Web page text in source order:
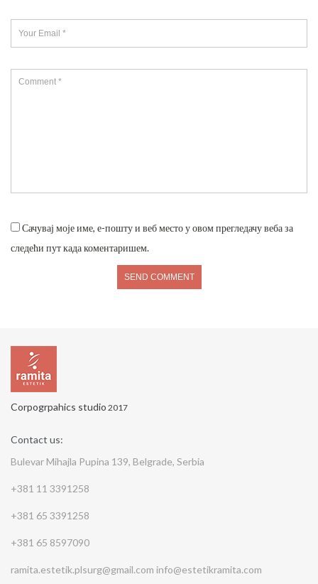
Сачувај моје име, е-пошту и веб место у овом прегледачу веба за
следећи пут када коментаришем.
Corpogrpahics studio 2017
Contact us:
Bulevar Mihajla Pupina 139, Belgrade, Serbia
+381 11 3391258
+381 65 3391258
+381 65 8597090
ramita.estetik.plsurg@gmail.com info@estetikramita.com